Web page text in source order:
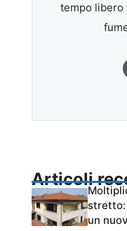
tempo libero
Articoli
stretto:
un